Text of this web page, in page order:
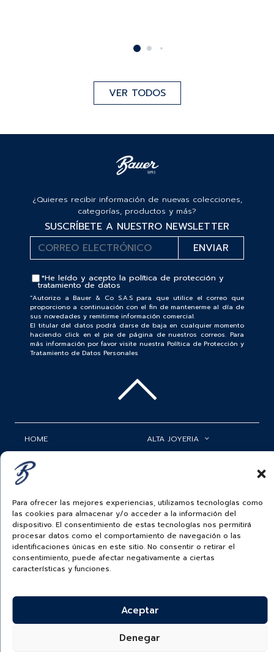
Para ofrecer las mejores experiencias, utilizamos tecnologías como
las cookies para almacenar y/o acceder a la información del
dispositivo. El consentimiento de estas tecnologías nos permitirá
procesar datos como el comportamiento de navegación o las
identificaciones únicas en este sitio. No consentir o retirar el
consentimiento, puede afectar negativamente a ciertas
características y funciones.
Aceptar
Denegar
VER TODOS
¿Quieres recibir información de nuevas colecciones,
categorías, productos y más?
SUSCRÍBETE A NUESTRO NEWSLETTER
*He leído y acepto la política de protección y
tratamiento de datos
“Autorizo a Bauer & Co S.A.S para que utilice el correo que
proporciono a continuación con el fin de mantenerme al día de
sus novedades y remitirme información comercial.
El titular del datos podrá darse de baja en cualquier momento
haciendo click en el pie de página de nuestros correos. Para
más información por favor visite nuestra Política de Protección y
Tratamiento de Datos Personales
HOME
RELOJERÍA
ALTA JOYERIA
BAUER NEWS
SERVICIOS
SIGUENOS EN
BAUER & CO SAS. TODOS LOS DERECHOS
POLÍTICA DE ENVÍOS |POLÍTICA DE PRIVACIDAD|POLÍTICA DE
TRATAMIENTO DATOS PERSONALES BAUER
FRECUENTES SOBRE PAGOS ELECTRÓNICOS